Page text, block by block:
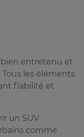
bien entretenu et
les éléments
fiabilité et
un SUV
comme